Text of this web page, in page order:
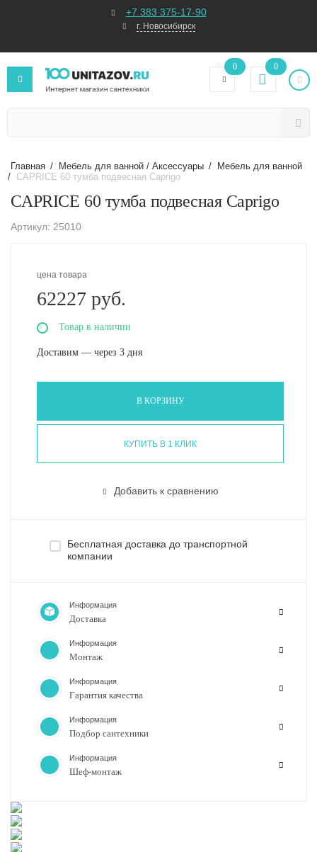
+7 383 375-17-90
г. Новосибирск
0 0
Главная / Мебель для ванной / Аксессуары /
Мебель для ванной
/ CAPRICE 60 тумба подвесная Caprigo
CAPRICE 60 тумба подвесная Caprigo
Артикул: 25010
цена товара
62227 руб.
Товар в наличии
Доставим — через 3 дня
В КОРЗИНУ
КУПИТЬ В 1 КЛИК
Добавить к сравнению
Бесплатная доставка до транспортной
компании
Информация
Доставка
Информация
Монтаж
Информация
Гарантия качества
Информация
Подбор сантехники
Информация
Шеф-монтаж